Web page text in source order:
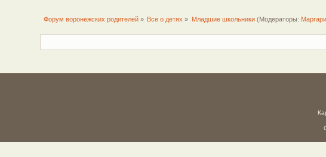
Форум воронежских родителей » Все о детях » Младшие школьники(Модераторы: